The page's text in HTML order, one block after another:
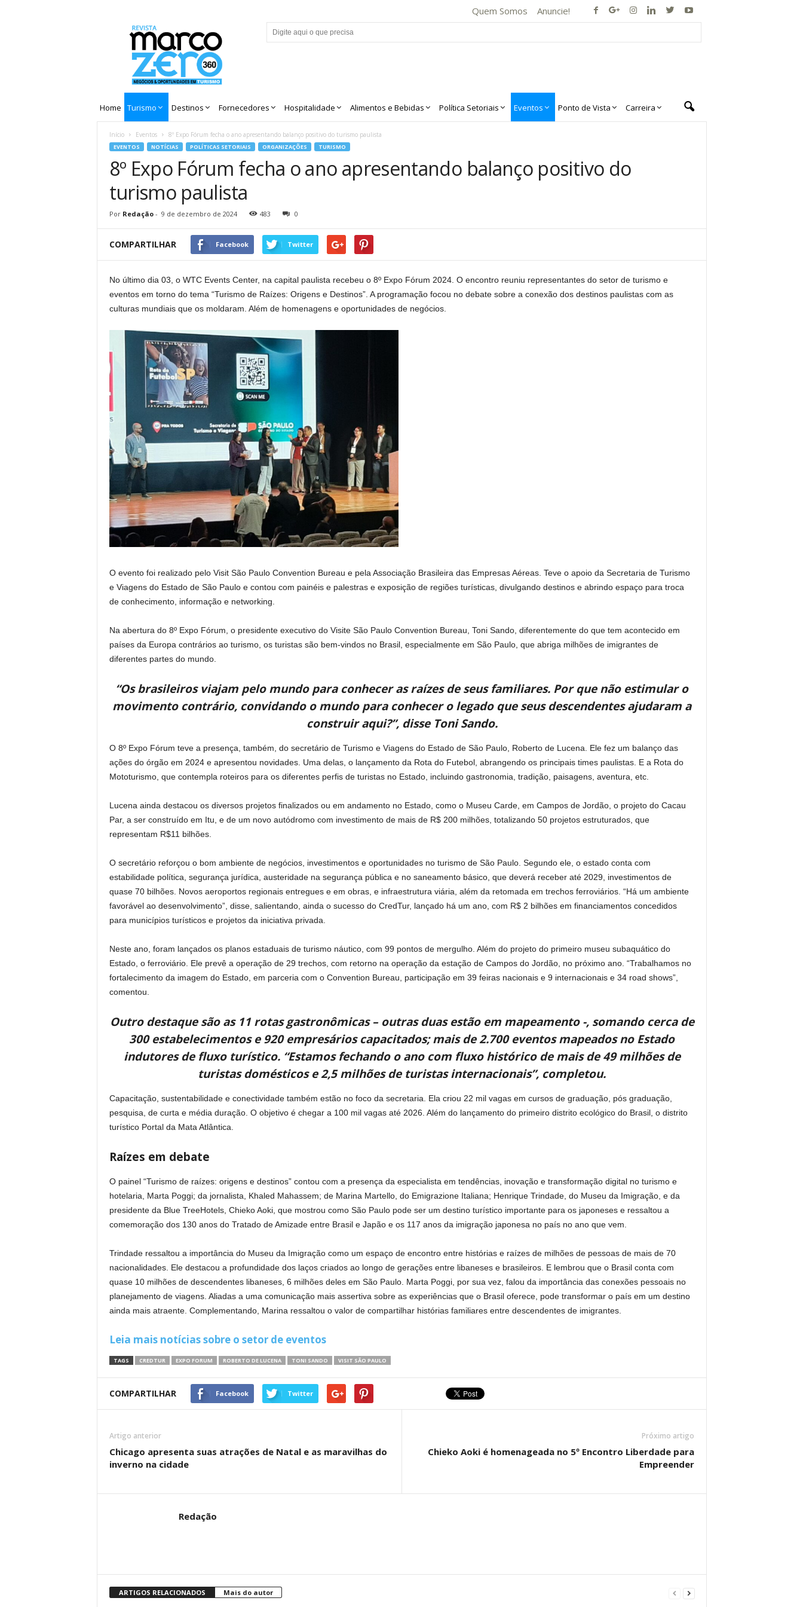
Quem Somos Anuncie!
Home Turismo Destinos Fornecedores Hospitalidade Alimentos e Bebidas Política Setoriais Eventos Ponto de Vista Carreira
Início Eventos 8º Expo Fórum fecha o ano apresentando balanço positivo do turismo paulista
EVENTOS NOTÍCIAS POLÍTICAS SETORIAIS ORGANIZAÇÕES TURISMO
8º Expo Fórum fecha o ano apresentando balanço positivo do
turismo paulista
Por Redação- 9 de dezembro de 2024 483 0
COMPARTILHAR Facebook Twitter
No último dia 03, o WTC Events Center, na capital paulista recebeu o 8º Expo Fórum 2024. O encontro reuniu representantes do setor de turismo e
eventos em torno do tema “Turismo de Raízes: Origens e Destinos”. A programação focou no debate sobre a conexão dos destinos paulistas com as
culturas mundiais que os moldaram. Além de homenagens e oportunidades de negócios.
O evento foi realizado pelo Visit São Paulo Convention Bureau e pela Associação Brasileira das Empresas Aéreas. Teve o apoio da Secretaria de Turismo
e Viagens do Estado de São Paulo e contou com painéis e palestras e exposição de regiões turísticas, divulgando destinos e abrindo espaço para troca
de conhecimento, informação e networking.
Na abertura do 8º Expo Fórum, o presidente executivo do Visite São Paulo Convention Bureau, Toni Sando, diferentemente do que tem acontecido em
países da Europa contrários ao turismo, os turistas são bem-vindos no Brasil, especialmente em São Paulo, que abriga milhões de imigrantes de
diferentes partes do mundo.
“Os brasileiros viajam pelo mundo para conhecer as raízes de seus familiares. Por que não estimular o
movimento contrário, convidando o mundo para conhecer o legado que seus descendentes ajudaram a
construir aqui?”, disse Toni Sando.
O 8º Expo Fórum teve a presença, também, do secretário de Turismo e Viagens do Estado de São Paulo, Roberto de Lucena. Ele fez um balanço das
ações do órgão em 2024 e apresentou novidades. Uma delas, o lançamento da Rota do Futebol, abrangendo os principais times paulistas. E a Rota do
Mototurismo, que contempla roteiros para os diferentes perfis de turistas no Estado, incluindo gastronomia, tradição, paisagens, aventura, etc.
Lucena ainda destacou os diversos projetos finalizados ou em andamento no Estado, como o Museu Carde, em Campos de Jordão, o projeto do Cacau
Par, a ser construído em Itu, e de um novo autódromo com investimento de mais de R$ 200 milhões, totalizando 50 projetos estruturados, que
representam R$11 bilhões.
O secretário reforçou o bom ambiente de negócios, investimentos e oportunidades no turismo de São Paulo. Segundo ele, o estado conta com
estabilidade política, segurança jurídica, austeridade na segurança pública e no saneamento básico, que deverá receber até 2029, investimentos de
quase 70 bilhões. Novos aeroportos regionais entregues e em obras, e infraestrutura viária, além da retomada em trechos ferroviários. “Há um ambiente
favorável ao desenvolvimento”, disse, salientando, ainda o sucesso do CredTur, lançado há um ano, com R$ 2 bilhões em financiamentos concedidos
para municípios turísticos e projetos da iniciativa privada.
Neste ano, foram lançados os planos estaduais de turismo náutico, com 99 pontos de mergulho. Além do projeto do primeiro museu subaquático do
Estado, o ferroviário. Ele prevê a operação de 29 trechos, com retorno na operação da estação de Campos do Jordão, no próximo ano. “Trabalhamos no
fortalecimento da imagem do Estado, em parceria com o Convention Bureau, participação em 39 feiras nacionais e 9 internacionais e 34 road shows”,
comentou.
Outro destaque são as 11 rotas gastronômicas – outras duas estão em mapeamento -, somando cerca de
300 estabelecimentos e 920 empresários capacitados; mais de 2.700 eventos mapeados no Estado
indutores de fluxo turístico. “Estamos fechando o ano com fluxo histórico de mais de 49 milhões de
turistas domésticos e 2,5 milhões de turistas internacionais”, completou.
Capacitação, sustentabilidade e conectividade também estão no foco da secretaria. Ela criou 22 mil vagas em cursos de graduação, pós graduação,
pesquisa, de curta e média duração. O objetivo é chegar a 100 mil vagas até 2026. Além do lançamento do primeiro distrito ecológico do Brasil, o distrito
turístico Portal da Mata Atlântica.
Raízes em debate
O painel “Turismo de raízes: origens e destinos” contou com a presença da especialista em tendências, inovação e transformação digital no turismo e
hotelaria, Marta Poggi; da jornalista, Khaled Mahassem; de Marina Martello, do Emigrazione Italiana; Henrique Trindade, do Museu da Imigração, e da
presidente da Blue TreeHotels, Chieko Aoki, que mostrou como São Paulo pode ser um destino turístico importante para os japoneses e ressaltou a
comemoração dos 130 anos do Tratado de Amizade entre Brasil e Japão e os 117 anos da imigração japonesa no país no ano que vem.
Trindade ressaltou a importância do Museu da Imigração como um espaço de encontro entre histórias e raízes de milhões de pessoas de mais de 70
nacionalidades. Ele destacou a profundidade dos laços criados ao longo de gerações entre libaneses e brasileiros. E lembrou que o Brasil conta com
quase 10 milhões de descendentes libaneses, 6 milhões deles em São Paulo. Marta Poggi, por sua vez, falou da importância das conexões pessoais no
planejamento de viagens. Aliadas a uma comunicação mais assertiva sobre as experiências que o Brasil oferece, pode transformar o país em um destino
ainda mais atraente. Complementando, Marina ressaltou o valor de compartilhar histórias familiares entre descendentes de imigrantes.
Leia mais notícias sobre o setor de eventos
TAGS CREDTUR EXPO FORUM ROBERTO DE LUCENA TONI SANDO VISIT SÃO PAULO
COMPARTILHAR Facebook Twitter
Artigo anterior
Chicago apresenta suas atrações de Natal e as maravilhas do
inverno na cidade
Próximo artigo
Chieko Aoki é homenageada no 5º Encontro Liberdade para
Empreender
Redação
ARTIGOS RELACIONADOS Mais do autor